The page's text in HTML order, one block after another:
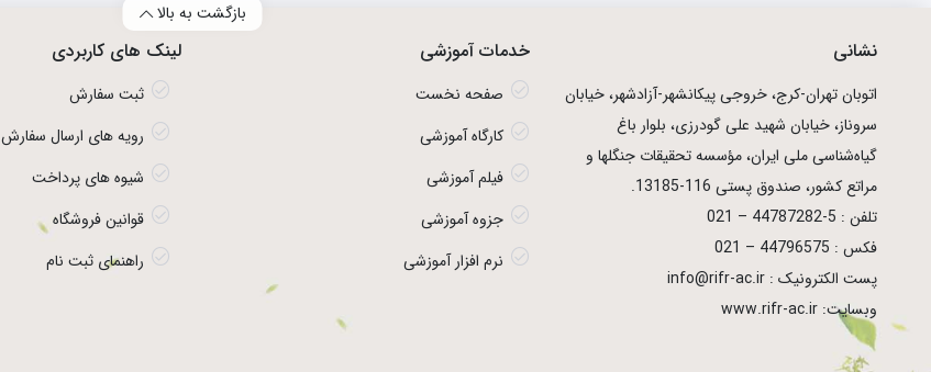
بازگشت به بالا
نشانی
اتوبان تهران­-كرج، خروجی پیكانشهر-آزادشهر، خیابان
سروناز، خیابان شهید علی گودرزی، بلوار باغ
گیاه‌شناسی ملی ایران، مؤسسه تحقیقات جنگلها و
مراتع كشور، صندوق پستی 116-13185.
تلفن : 5-44787282 – 021
فکس : 44796575 – 021
پست الکترونیک : info@rifr-ac.ir
وبسایت: www.rifr-ac.ir
خدمات آموزشی
صفحه نخست
کارگاه آموزشی
فیلم آموزشی
جزوه آموزشی
نرم افزار آموزشی
لینک های کاربردی
ثبت سفارش
رویه های ارسال سفارش
شیوه های پرداخت
قوانین فروشگاه
راهنمای ثبت نام